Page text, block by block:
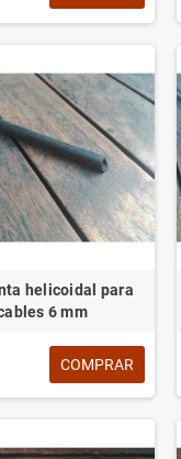
helicoidal para
6 mm
COMPRAR